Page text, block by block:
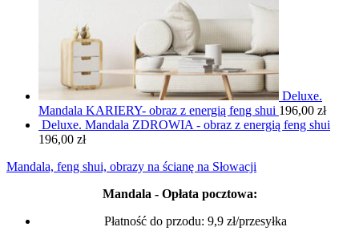
Deluxe.
Mandala KARIERY- obraz z energią feng shui 196,00 zł
Deluxe. Mandala ZDROWIA - obraz z energią feng shui
196,00 zł
Mandala, feng shui, obrazy na ścianę na Słowacji
Mandala - Opłata pocztowa:
Płatność do przodu: 9,9 zł/przesyłka